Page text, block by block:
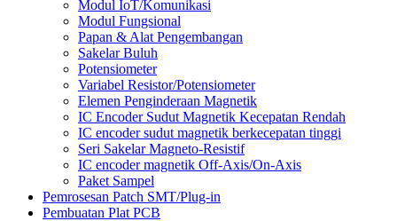
Modul IoT/Komunikasi
Modul Fungsional
Papan & Alat Pengembangan
Sakelar Buluh
Potensiometer
Variabel Resistor/Potensiometer
Elemen Penginderaan Magnetik
IC Encoder Sudut Magnetik Kecepatan Rendah
IC encoder sudut magnetik berkecepatan tinggi
Seri Sakelar Magneto-Resistif
IC encoder magnetik Off-Axis/On-Axis
Paket Sampel
Pemrosesan Patch SMT/Plug-in
Pembuatan Plat PCB